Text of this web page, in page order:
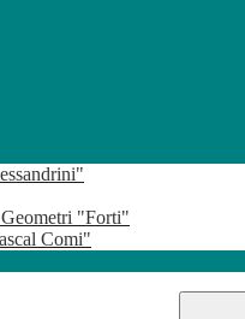
"Forti"
Comi"